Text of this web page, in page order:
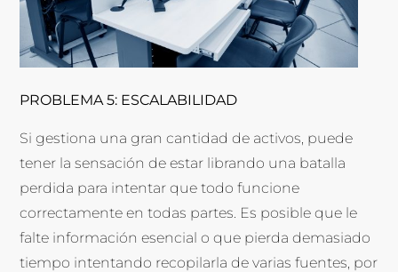
PROBLEMA 5: ESCALABILIDAD
Si gestiona una gran cantidad de activos, puede
tener la sensación de estar librando una batalla
perdida para intentar que todo funcione
correctamente en todas partes. Es posible que le
falte información esencial o que pierda demasiado
tiempo intentando recopilarla de varias fuentes, por